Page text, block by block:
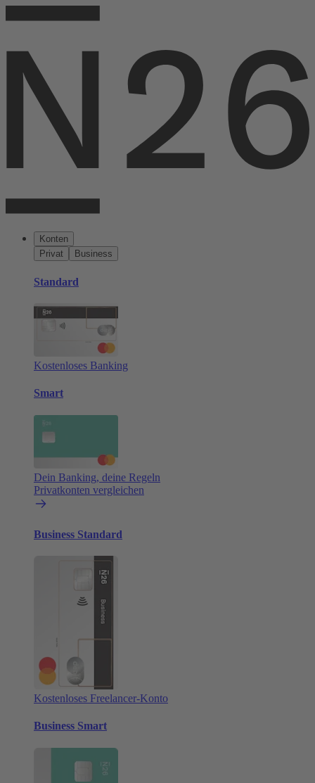
Konten
Privat
Business
Standard
Kostenloses Banking
Smart
Dein Banking, deine Regeln
Privatkonten vergleichen
Business Standard
Kostenloses Freelancer-Konto
Business Smart